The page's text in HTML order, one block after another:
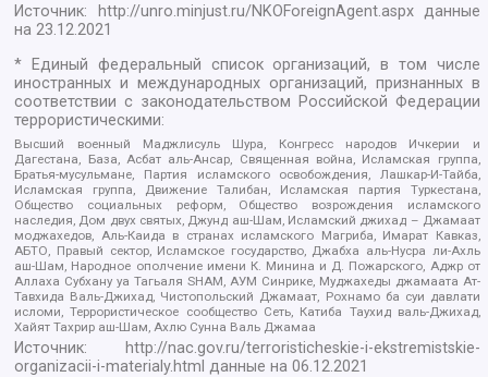
Источник: http://unro.minjust.ru/NKOForeignAgent.aspxданные
на23.12.2021
* Единый федеральный список организаций, в том числе
иностранных и международных организаций, признанных в
соответствии с законодательством Российской Федерации
террористическими:
Высший военный Маджлисуль Шура, Конгресс народов Ичкерии и
Дагестана, База, Асбат аль-Ансар, Священная война, Исламская группа,
Братья-мусульмане, Партия исламского освобождения, Лашкар-И-Тайба,
Исламская группа, Движение Талибан, Исламская партия Туркестана,
Общество социальных реформ, Общество возрождения исламского
наследия, Дом двух святых, Джунд аш-Шам, Исламский джихад – Джамаат
моджахедов, Аль-Каида в странах исламского Магриба, Имарат Кавказ,
АБТО, Правый сектор, Исламское государство, Джабха аль-Нусра ли-Ахль
аш-Шам, Народное ополчение имени К. Минина и Д. Пожарского, Аджр от
Аллаха Субхану уа Тагьаля SHAM, АУМ Синрике, Муджахеды джамаата Ат-
Тавхида Валь-Джихад, Чистопольский Джамаат, Рохнамо ба суи давлати
исломи, Террористическое сообщество Сеть, Катиба Таухид валь-Джихад,
Хайят Тахрир аш-Шам, Ахлю Сунна Валь Джамаа
Источник:
http://nac.gov.ru/terroristicheskie-i-ekstremistskie-
organizacii-i-materialy.html данные на06.12.2021